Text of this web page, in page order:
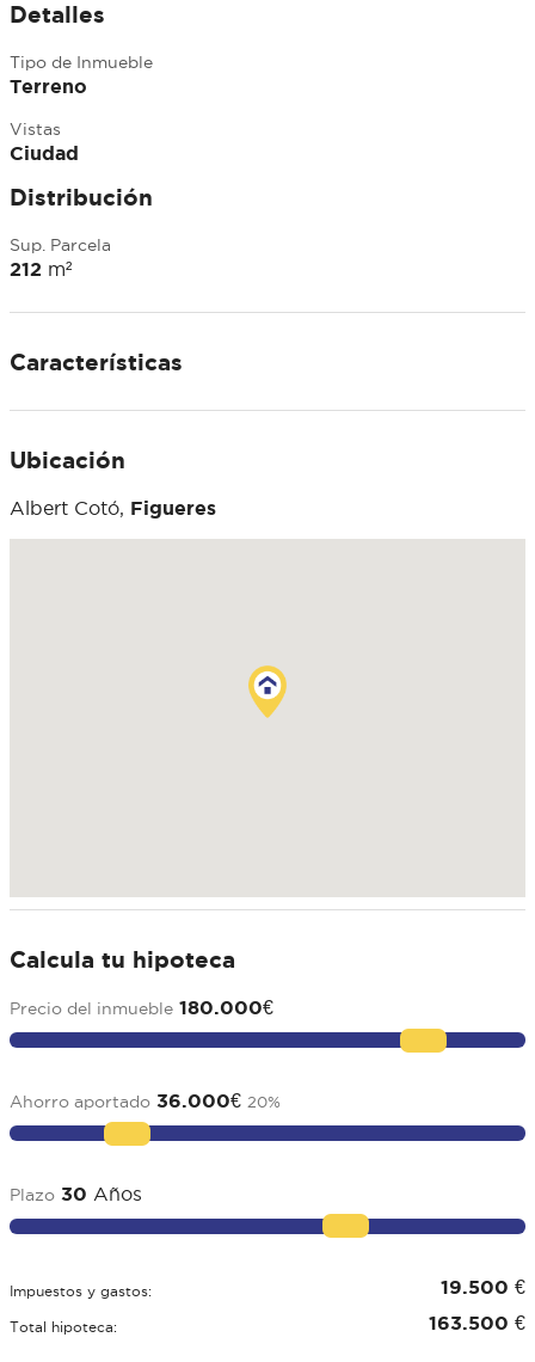
Detalles
Tipo de Inmueble
Terreno
Vistas
Ciudad
Distribución
Sup. Parcela
212 m²
Características
Ubicación
Albert Cotó, Figueres
Calcula tu hipoteca
Precio del inmueble 180.000€
Ahorro aportado 36.000€ 20%
Plazo 30 Años
Impuestos y gastos: 19.500 €
Total hipoteca: 163.500 €